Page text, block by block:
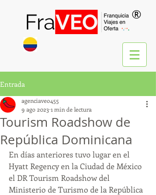
®
Entrada
Tourism Roadshow de
República Dominicana
agenciaveo455
9 ago 2023 1 min de lectura
En días anteriores tuvo lugar en el
Hyatt Regency en la Ciudad de México
el DR Tourism Roadshow del
Ministerio de Turismo de la República